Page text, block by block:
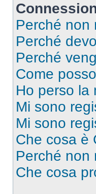
Perché non
Perché
Perché
Come
Ho perso la
Mi sono
Mi sono
Che cosa è
Perché non
Che cosa